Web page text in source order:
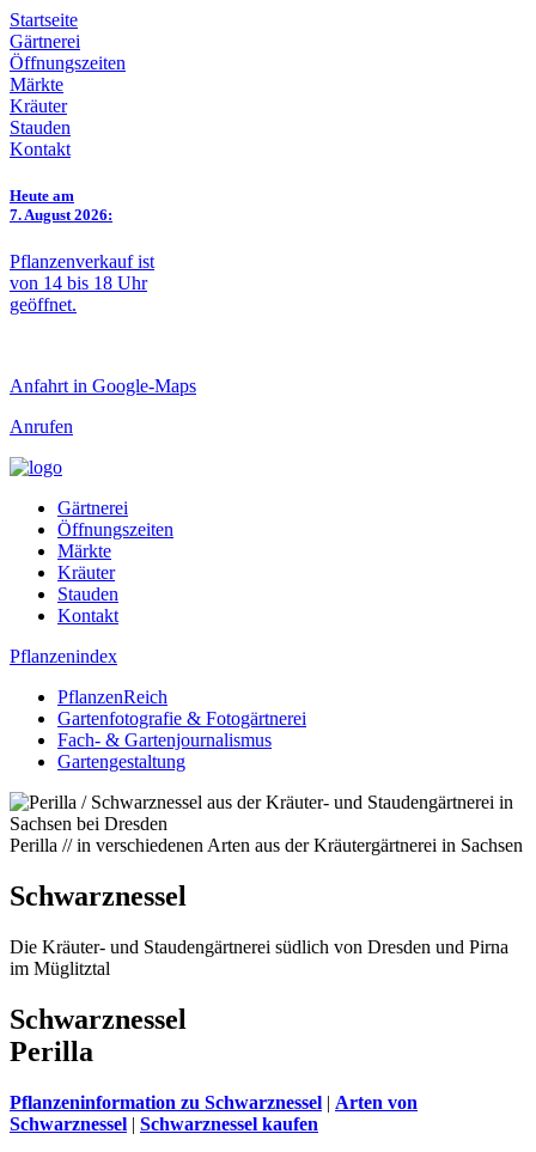
Startseite
Gärtnerei
Öffnungszeiten
Märkte
Kräuter
Stauden
Kontakt
Heute am
7. August 2026:
Pflanzenverkauf ist
von 14 bis 18 Uhr
geöffnet.
Anfahrt in Google-Maps
Anrufen
Gärtnerei
Öffnungszeiten
Märkte
Kräuter
Stauden
Kontakt
Pflanzenindex
PflanzenReich
Gartenfotografie & Fotogärtnerei
Fach- & Gartenjournalismus
Gartengestaltung
Perilla // in verschiedenen Arten aus der Kräutergärtnerei in Sachsen
Schwarznessel
Die Kräuter- und Staudengärtnerei südlich von Dresden und Pirna
im Müglitztal
Schwarznessel
Perilla
Pflanzeninformation zu Schwarznessel | Arten von
Schwarznessel | Schwarznessel kaufen